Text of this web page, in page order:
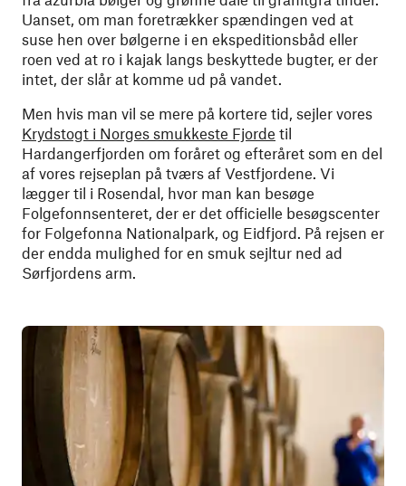
Uanset, om man foretrækker spændingen ved at
suse hen over bølgerne i en ekspeditionsbåd eller
roen ved at ro i kajak langs beskyttede bugter, er der
intet, der slår at komme ud på vandet.
Men hvis man vil se mere på kortere tid, sejler vores
Krydstogt i Norges smukkeste Fjorde til
Hardangerfjorden om foråret og efteråret som en del
af vores rejseplan på tværs af Vestfjordene. Vi
lægger til i Rosendal, hvor man kan besøge
Folgefonnsenteret, der er det officielle besøgscenter
for Folgefonna Nationalpark, og Eidfjord. På rejsen er
der endda mulighed for en smuk sejltur ned ad
Sørfjordens arm.